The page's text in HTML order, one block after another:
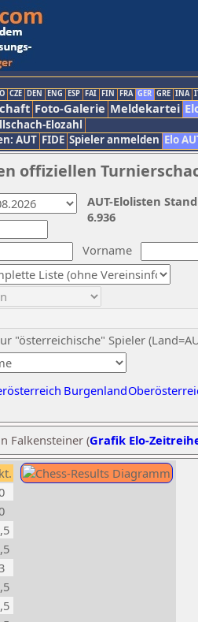
CZE DEN ENG ESP FAI FIN FRA GER GRE INA
Foto-Galerie Meldekartei
Elozahl
AUT FIDE Spieler anmelden Elo
offiziellen
Vorname
"österreichische" Spieler
Burgenland
AUT-Elolisten
6.936
Falkensteiner (Grafik Elo-